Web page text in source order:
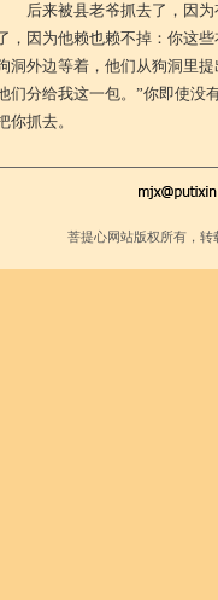
后来被县老爷抓去了，因
，因为他赖也赖不掉：你这
洞外边等着，他们从狗洞里
们分给我这一包。”你即使没
你抓去。
菩提心网站版权所有，